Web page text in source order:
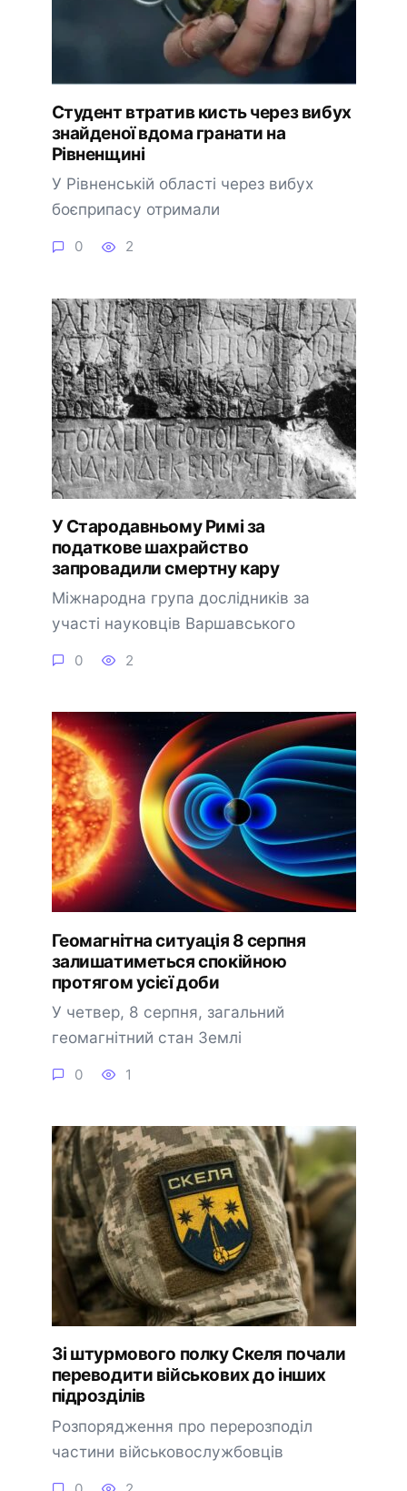
Студент втратив кисть через вибух
знайденої вдома гранати на
Рівненщині
У Рівненській області через вибух
боєприпасу отримали
0 2
У Стародавньому Римі за
податкове шахрайство
запровадили смертну кару
Міжнародна група дослідників за
участі науковців Варшавського
0 2
Геомагнітна ситуація 8 серпня
залишатиметься спокійною
протягом усієї доби
У четвер, 8 серпня, загальний
геомагнітний стан Землі
0 1
Зі штурмового полку Скеля почали
переводити військових до інших
підрозділів
Розпорядження про перерозподіл
частини військовослужбовців